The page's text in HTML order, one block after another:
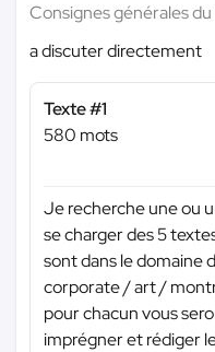
Consignes générales du
a discuter directement
Texte #1
580 mots
Je recherche une ou
se charger des 5
sont dans le domaine
corporate / art /
pour chacun vous
imprégner et rédiger